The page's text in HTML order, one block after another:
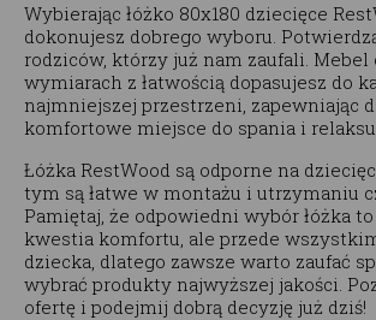
Wybierając łóżko 80x180 dziecięce
dokonujesz dobrego wyboru.
rodziców, którzy już nam zaufali. Mebel
wymiarach z łatwością dopasujesz do
najmniejszej przestrzeni, zapewniając
komfortowe miejsce do spania i
Łóżka RestWood są odporne na
tym są łatwe w montażu i utrzymaniu
Pamiętaj, że odpowiedni wybór łóżka
kwestia komfortu, ale przede
dziecka, dlatego zawsze warto zaufać
wybrać produkty najwyższej jakości.
ofertę i podejmij dobrą decyzję już dziś!